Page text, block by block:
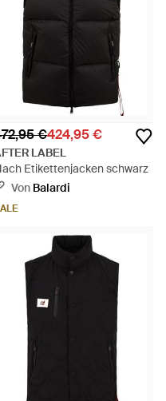
€424,95 €
LABEL
Etikettenjacken schwarz
Von Balardi